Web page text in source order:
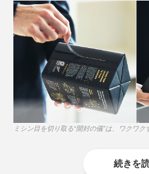
携帯に便利なのど飴タイプ
不快を感じたときに
普段は「MGO300+」、
「MGO500+」または「
「MGO1000+」または「
「ロゼンジ」のように、複数
めです。
「第10回 マヌカハニーの効果①＜抗菌作用＞
携帯に便利な「ロゼンジ（の
外出先でのお守りに。千歳飴
残らないサラッとした自然
る程度。
そして、害虫や病気から守ら
の森」を循環させ、生態系の
献。ミツバチが授粉を媒介す
す。
創業者、ジム・マクミランは
ミシン目を切り取る“開封の儀”は、ワクワク
続きを